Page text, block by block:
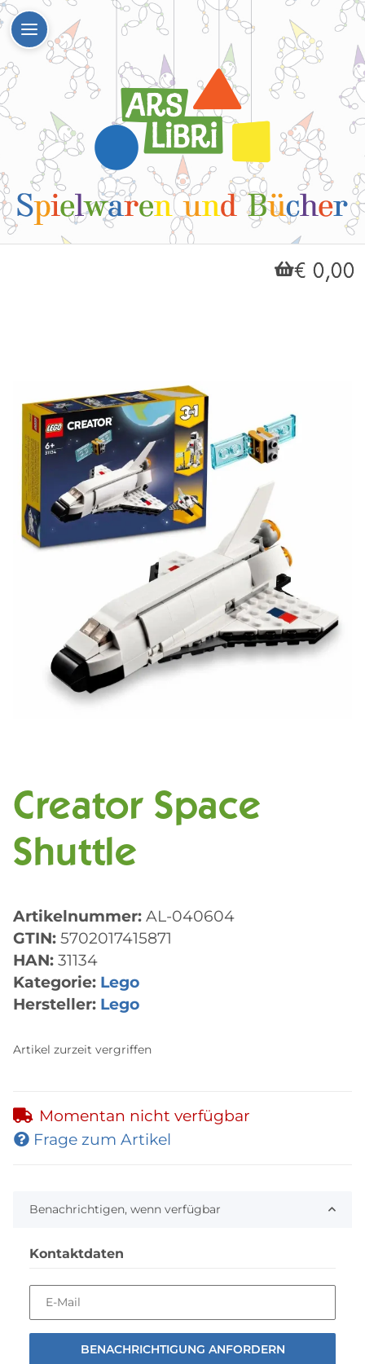
€ 0,00
Creator Space
Shuttle
Artikelnummer: AL-040604
GTIN: 5702017415871
HAN: 31134
Kategorie: Lego
Hersteller: Lego
Artikel zurzeit vergriffen
Momentan nicht verfügbar
Frage zum Artikel
Benachrichtigen, wenn verfügbar
Kontaktdaten
E-Mail
BENACHRICHTIGUNG ANFORDERN